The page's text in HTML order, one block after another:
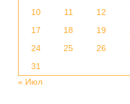
10
11 12
17
18 19
24
25 26
31
« Июл